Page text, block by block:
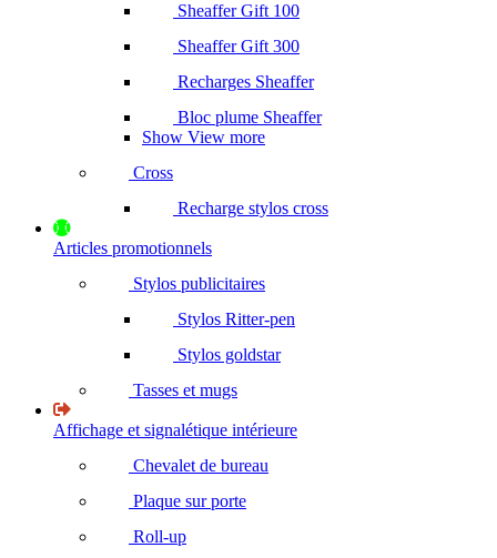
Sheaffer Gift 100
Sheaffer Gift 300
Recharges Sheaffer
Bloc plume Sheaffer
Show View more
Cross
Recharge stylos cross
Articles promotionnels
Stylos publicitaires
Stylos Ritter-pen
Stylos goldstar
Tasses et mugs
Affichage et signalétique intérieure
Chevalet de bureau
Plaque sur porte
Roll-up